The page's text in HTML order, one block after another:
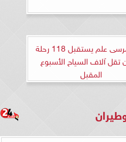
مطار مرسى علم يستقبل 118 رحلة
تقل آلاف السياح الأسبوع
المقبل